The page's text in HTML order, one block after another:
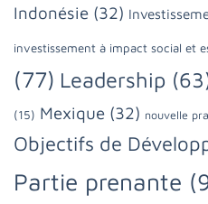
Indonésie (32)
investissement à impact social et
(77) Leadership
(15) Mexique (32) nouvelle
Objectifs de
Partie prenante